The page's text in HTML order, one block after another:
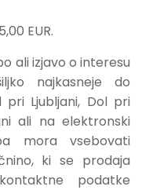
EUR.
ali izjavo o interesu
najkasneje do
pri Ljubljani, Dol pri
ali na elektronski
mora vsebovati
ki se prodaja
podatke